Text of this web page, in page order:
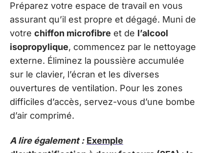
Préparez votre espace de travail en vous
assurant qu’il est propre et dégagé. Muni de
votre chiffon microfibre et de l’alcool
isopropylique, commencez par le nettoyage
externe. Éliminez la poussière accumulée
sur le clavier, l’écran et les diverses
ouvertures de ventilation. Pour les zones
difficiles d’accès, servez-vous d’une bombe
d’air comprimé.
A lire également : Exemple